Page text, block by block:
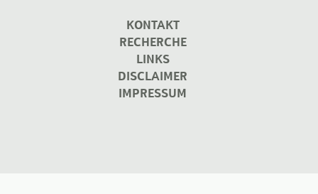
KONTAKT
RECHERCHE
LINKS
DISCLAIMER
IMPRESSUM